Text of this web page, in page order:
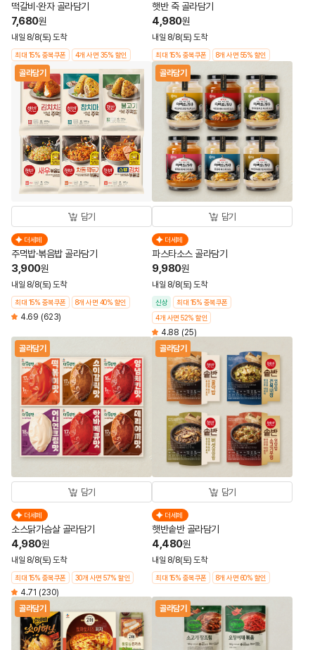
떡갈비·완자 골라담기
7,680원
내일 8/8(토) 도착
최대 15% 중복쿠폰 4개 사면 35% 할인
햇반 죽 골라담기
4,980원
내일 8/8(토) 도착
최대 15% 중복쿠폰 8개 사면 55% 할인
골라담기
담기
더세페
주먹밥·볶음밥 골라담기
3,900원
내일 8/8(토) 도착
최대 15% 중복쿠폰 8개 사면 40% 할인
4.69 (623)
골라담기
담기
더세페
파스타소스 골라담기
9,980원
내일 8/8(토) 도착
신상
최대 15% 중복쿠폰
4개 사면 52% 할인
4.88 (25)
골라담기
담기
더세페
소스닭가슴살 골라담기
4,980원
내일 8/8(토) 도착
최대 15% 중복쿠폰 30개 사면 57% 할인
4.71 (230)
골라담기
담기
더세페
햇반솥반 골라담기
4,480원
내일 8/8(토) 도착
최대 15% 중복쿠폰 8개 사면 60% 할인
골라담기 골라담기